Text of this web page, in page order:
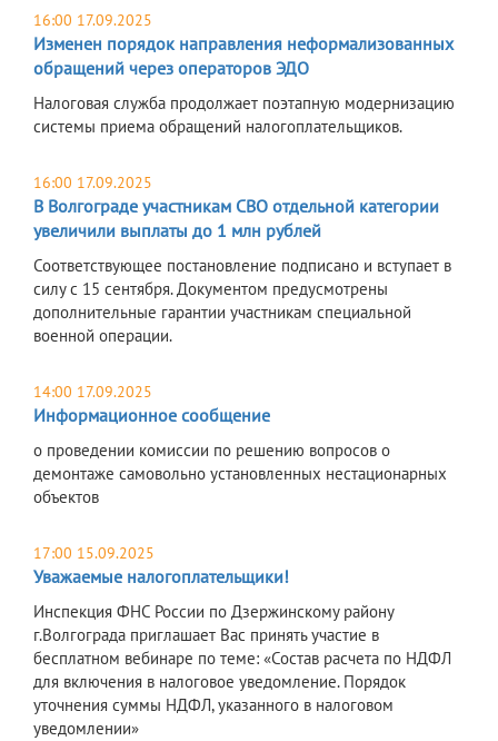
16:00 17.09.2025
Изменен порядок направления неформализованных
обращений через операторов ЭДО
Налоговая служба продолжает поэтапную модернизацию
системы приема обращений налогоплательщиков.
16:00 17.09.2025
В Волгограде участникам СВО отдельной категории
увеличили выплаты до 1 млн рублей
Соответствующее постановление подписано и вступает в
силу с 15 сентября. Документом предусмотрены
дополнительные гарантии участникам специальной
военной операции.
14:00 17.09.2025
Информационное сообщение
о проведении комиссии по решению вопросов о
демонтаже самовольно установленных нестационарных
объектов
17:00 15.09.2025
Уважаемые налогоплательщики!
Инспекция ФНС России по Дзержинскому району
г.Волгограда приглашает Вас принять участие в
бесплатном вебинаре по теме: «Состав расчета по НДФЛ
для включения в налоговое уведомление. Порядок
уточнения суммы НДФЛ, указанного в налоговом
уведомлении»